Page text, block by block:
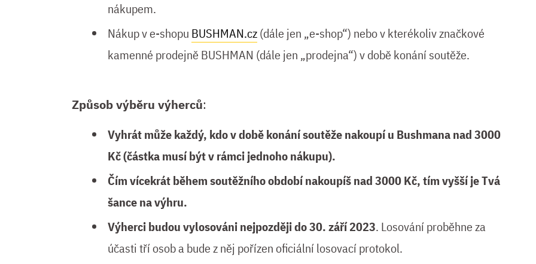
nákupem.
Nákup v e-shopu BUSHMAN.cz(dále jen „e-shop“) nebo v kterékoliv značkové
kamenné prodejně BUSHMAN (dále jen „prodejna“) v době konání soutěže.
Způsob výběru výherců:
Vyhrát může každý, kdo v době konání soutěže nakoupí u Bushmana nad 3000
Kč (částka musí být v rámci jednoho nákupu).
Čím vícekrát během soutěžního období nakoupíš nad 3000 Kč, tím vyšší je Tvá
šance na výhru.
Výherci budou vylosováni nejpozději do 30. září 2023. Losování proběhne za
účasti tří osob a bude z něj pořízen oficiální losovací protokol.